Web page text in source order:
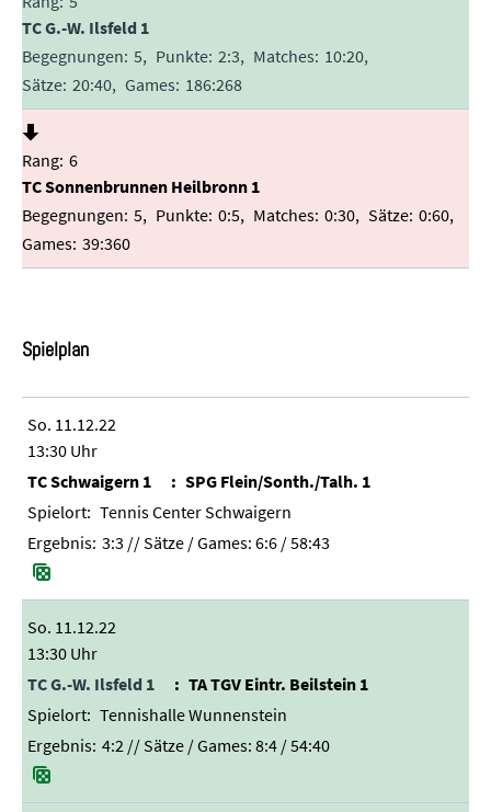
TC G.-W. Ilsfeld 1
5
2:3
10:20
20:40
186:268
6
TC Sonnenbrunnen Heilbronn 1
5
0:5 0:30
0:60
39:360
Spielplan
So. 11.12.22
13:30 Uhr
TC Schwaigern 1
SPG Flein/Sonth./Talh. 1
Tennis Center Schwaigern
3:3 // Sätze / Games: 6:6 / 58:43
So. 11.12.22
13:30 Uhr
TC G.-W. Ilsfeld 1
TA TGV Eintr. Beilstein 1
Tennishalle Wunnenstein
4:2 // Sätze / Games: 8:4 / 54:40